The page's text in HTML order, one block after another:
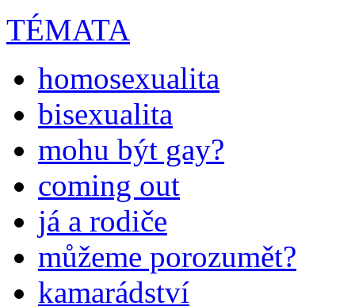
TÉMATA
homosexualita
bisexualita
mohu být gay?
coming out
já a rodiče
můžeme porozumět?
kamarádství